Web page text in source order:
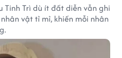
Tinh Trì dù ít đất diễn vẫn ghi
vật tỉ mỉ, khiến mỗi nhân